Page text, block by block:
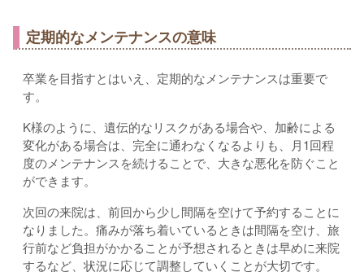
定期的なメンテナンスの意味
卒業を目指すとはいえ、定期的なメンテナンスは重要で
す。
K様のように、遺伝的なリスクがある場合や、加齢による
変化がある場合は、完全に通わなくなるよりも、月1回程
度のメンテナンスを続けることで、大きな悪化を防ぐこと
ができます。
次回の来院は、前回から少し間隔を空けて予約することに
なりました。痛みが落ち着いているときは間隔を空け、旅
行前など負担がかかることが予想されるときは早めに来院
するなど、状況に応じて調整していくことが大切です。